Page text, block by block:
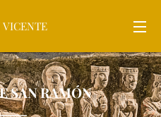
VICENTE
SAN RAMÓN